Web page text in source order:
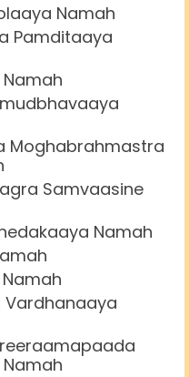
Namah
Pamditaaya
Moghabrahmastra
Samvaasine
Namah
Vardhanaaya